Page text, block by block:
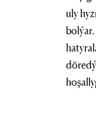
uly
bolýar.